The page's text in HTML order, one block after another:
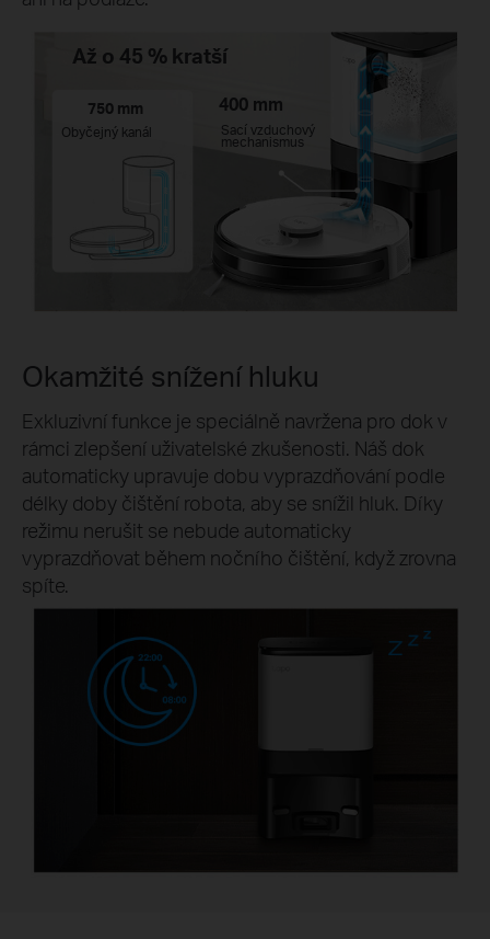
Až o 45 % kratší
750 mm
Obyčejný kanál
400 mm
Sací vzduchový
mechanismus
Okamžité snížení hluku
Exkluzivní funkce je speciálně navržena pro dok v
rámci zlepšení uživatelské zkušenosti. Náš dok
automaticky upravuje dobu vyprazdňování podle
délky doby čištění robota, aby se snížil hluk. Díky
režimu nerušit se nebude automaticky
vyprazdňovat během nočního čištění, když zrovna
spíte.